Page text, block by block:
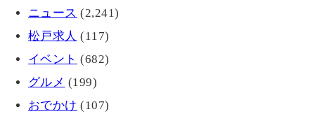
ニュース (2,241)
松戸求人 (117)
イベント (682)
グルメ (199)
おでかけ (107)